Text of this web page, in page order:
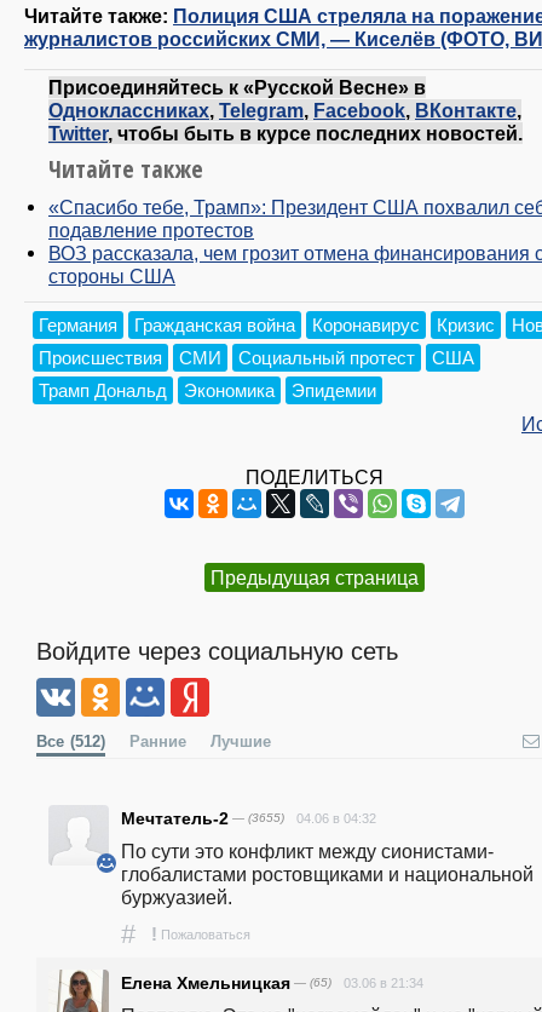
Читайте также: Полиция США стреляла на
журналистов российских СМИ, — Киселёв (ФОТО,
Присоединяйтесь к «Русской Весне» в
Одноклассниках, Telegram, Facebook, ВКонтакте,
Twitter, чтобы быть в курсе последних новостей.
Читайте также
«Спасибо тебе, Трамп»: Президент США похвалил
подавление протестов
ВОЗ рассказала, чем грозит отмена финансирования
стороны США
Германия Гражданская война Коронавирус Кризис
Происшествия
СМИ Социальный протест
США
Трамп Дональд
Экономика Эпидемии
ПОДЕЛИТЬСЯ
Предыдущая страница
Войдите через социальную сеть
Все (512) Ранние Лучшие
Мечтатель-2 — (3655) 04.06 в 04:32
По сути это конфликт между сионистами-
глобалистами ростовщиками и национальной
буржуазией.
# ! Пожаловаться
Елена Хмельницкая — (65) 03.06 в 21:34